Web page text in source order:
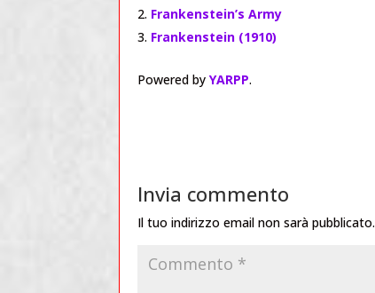
Frankenstein’s Army
Frankenstein (1910)
Powered byYARPP.
Invia commento
Il tuo indirizzo email non sarà pubblicato.